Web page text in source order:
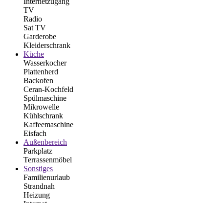
TV
Radio
Sat TV
Garderobe
Kleiderschrank
Küche
Wasserkocher
Plattenherd
Backofen
Ceran-Kochfeld
Spülmaschine
Mikrowelle
Kühlschrank
Kaffeemaschine
Eisfach
Außenbereich
Parkplatz
Terrassenmöbel
Sonstiges
Familienurlaub
Strandnah
Heizung